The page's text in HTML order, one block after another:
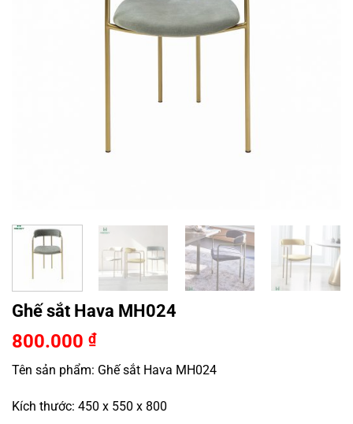
Ghế sắt Hava MH024
800.000 ₫
Tên sản phẩm: Ghế sắt Hava MH024
Kích thước: 450 x 550 x 800